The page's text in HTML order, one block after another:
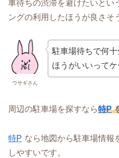
車待ちの渋滞を避けたいとい
ングの利用したほうが良さそ
ウサギさん
駐車場待ちで何
ほうがいいって
周辺の駐車場を探すなら特P
特P なら地図から駐車場情報
しやすいです。